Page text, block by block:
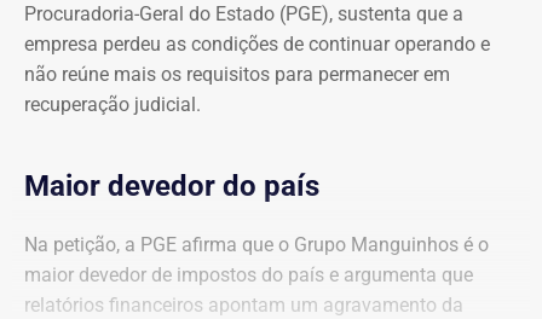
Procuradoria-Geral do Estado (PGE), sustenta que a
empresa perdeu as condições de continuar operando e
não reúne mais os requisitos para permanecer em
recuperação judicial.
Maior devedor do país
Na petição, a PGE afirma que o Grupo Manguinhos é o
maior devedor de impostos do país e argumenta que
relatórios financeiros apontam um agravamento da